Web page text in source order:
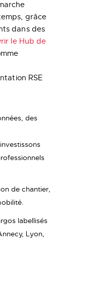
grâce
dans des
le Hub de
RSE
des
de chantier,
labellisés
Lyon,